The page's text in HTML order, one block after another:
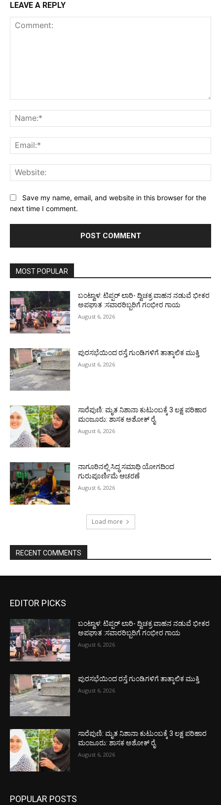
LEAVE A REPLY
Save my name, email, and website in this browser for the
next time I comment.
MOST POPULAR
ಬಂಟ್ವಾಳ: ಟಿಪ್ಪರ್ ಲಾರಿ- ದ್ವಿಚಕ್ರ ವಾಹನ ನಡುವೆ ಭೀಕರ
ಅಪಘಾತ :ಸವಾರರಿಬ್ಬರಿಗೆ ಗಂಭೀರ ಗಾಯ
August 6, 2026
ಪುರಸಭೆಯಿಂದ ರಸ್ತೆ ಗುಂಡಿಗಳಿಗೆ ತಾತ್ಕಾಲಿಕ ಮುಕ್ತಿ
August 6, 2026
ಸಾರೆಪುಣಿ: ಮೃತ ನಿಶಾನಾ ಕುಟುಂಬಕ್ಕೆ 3 ಲಕ್ಷ ಪರಿಹಾರ
ಮಂಜೂರು: ಶಾಸಕ ಅಶೋಕ್ ರೈ
August 6, 2026
ನಾಗೂರಿನಲ್ಲಿ ಸಿದ್ಧ ಸಮಾಧಿ ಯೋಗದಿಂದ
ಗುರುಪೂರ್ಣಿಮೆ ಆಚರಣೆ
August 6, 2026
Load more
RECENT COMMENTS
EDITOR PICKS
ಬಂಟ್ವಾಳ: ಟಿಪ್ಪರ್ ಲಾರಿ- ದ್ವಿಚಕ್ರ ವಾಹನ ನಡುವೆ ಭೀಕರ
ಅಪಘಾತ :ಸವಾರರಿಬ್ಬರಿಗೆ ಗಂಭೀರ ಗಾಯ
August 6, 2026
ಪುರಸಭೆಯಿಂದ ರಸ್ತೆ ಗುಂಡಿಗಳಿಗೆ ತಾತ್ಕಾಲಿಕ ಮುಕ್ತಿ
August 6, 2026
ಸಾರೆಪುಣಿ: ಮೃತ ನಿಶಾನಾ ಕುಟುಂಬಕ್ಕೆ 3 ಲಕ್ಷ ಪರಿಹಾರ
ಮಂಜೂರು: ಶಾಸಕ ಅಶೋಕ್ ರೈ
August 6, 2026
POPULAR POSTS